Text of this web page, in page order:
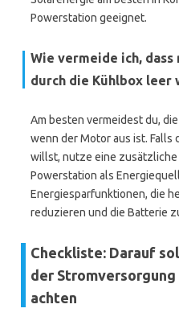
Powerstation geeignet.
Wie vermeide ich,
durch die Kühlbox leer
Am besten vermeidest du,
wenn der Motor aus ist. Falls
willst, nutze eine
Powerstation als
Energiesparfunktionen, die
reduzieren und die Batterie
Checkliste: Darauf
der
achten